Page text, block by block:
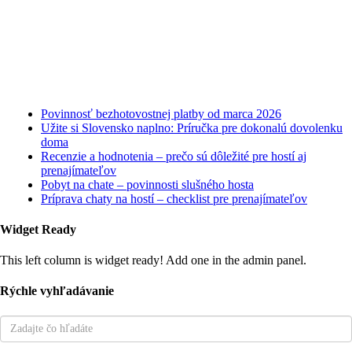
Povinnosť bezhotovostnej platby od marca 2026
Užite si Slovensko naplno: Príručka pre dokonalú dovolenku
doma
Recenzie a hodnotenia – prečo sú dôležité pre hostí aj
prenajímateľov
Pobyt na chate – povinnosti slušného hosta
Príprava chaty na hostí – checklist pre prenajímateľov
Widget Ready
This left column is widget ready! Add one in the admin panel.
Rýchle vyhľadávanie